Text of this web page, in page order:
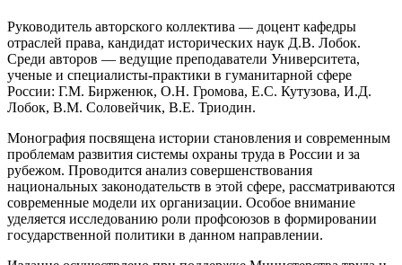
Руководитель авторского коллектива — доцент кафедры
отраслей права, кандидат исторических наук Д.В. Лобок.
Среди авторов — ведущие преподаватели Университета,
ученые и специалисты-практики в гуманитарной сфере
России: Г.М. Бирженюк, О.Н. Громова, Е.С. Кутузова, И.Д.
Лобок, В.М. Соловейчик, В.Е. Триодин.
Монография посвящена истории становления и современным
проблемам развития системы охраны труда в России и за
рубежом. Проводится анализ совершенствования
национальных законодательств в этой сфере, рассматриваются
современные модели их организации. Особое внимание
уделяется исследованию роли профсоюзов в формировании
государственной политики в данном направлении.